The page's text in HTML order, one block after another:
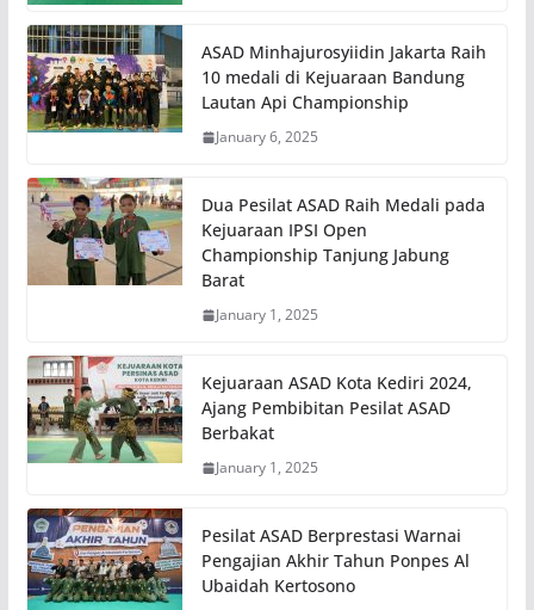
ASAD Minhajurosyiidin Jakarta Raih
10 medali di Kejuaraan Bandung
Lautan Api Championship
January 6, 2025
Dua Pesilat ASAD Raih Medali pada
Kejuaraan IPSI Open
Championship Tanjung Jabung
Barat
January 1, 2025
Kejuaraan ASAD Kota Kediri 2024,
Ajang Pembibitan Pesilat ASAD
Berbakat
January 1, 2025
Pesilat ASAD Berprestasi Warnai
Pengajian Akhir Tahun Ponpes Al
Ubaidah Kertosono